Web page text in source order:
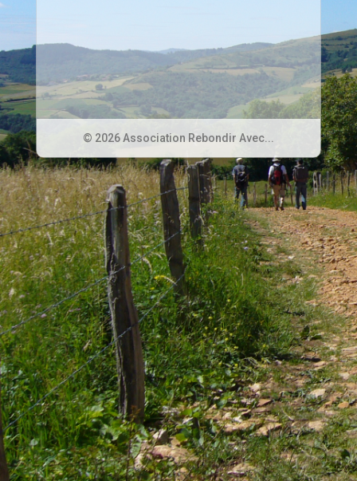
© 2026 Association Rebondir Avec...